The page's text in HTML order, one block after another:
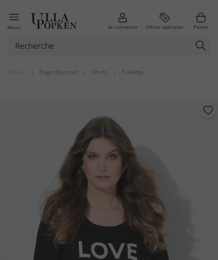
Menu Se connecter Offres spéciales Panier
| Page d’accueil | Shirts | T-shirts